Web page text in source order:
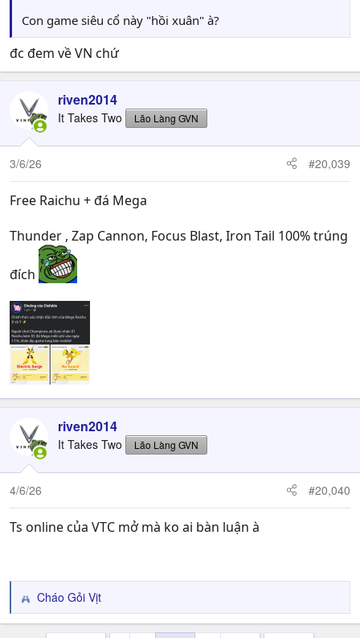
của một thế giới đầy vết sẹo, quyết tâm tìm cách hấp thụ
sức mạnh của Ác quỷ nhằm chấm dứt vĩnh viễn vòng lặp
đau khổ này!
---
Group:https://www.facebook.com/groups/epic7vtc
#EpicSeven #EpicSevenVietnam #VTCMobile #Smilegate
#ComingSoon
Con game siêu cổ này "hồi xuân" à?
đc đem về VN chứ
riven2014
It Takes Two Lão Làng GVN
3/6/26 #20,039
Free Raichu + đá Mega
Thunder , Zap Cannon, Focus Blast, Iron Tail 100% trúng
đích
riven2014
It Takes Two Lão Làng GVN
4/6/26 #20,040
Ts online của VTC mở mà ko ai bàn luận à
R
e
Cháo Gỏi Vịt